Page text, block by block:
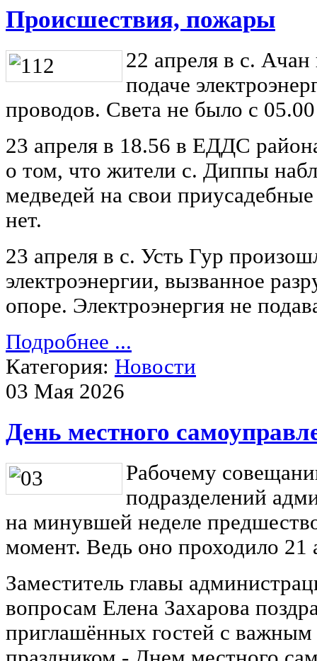
Происшествия, пожары
22 апреля в с.
подаче
проводов. Света не было с
23 апреля в 18.56 в ЕДДС
о том, что жители с. Диппы
медведей на свои
нет.
23 апреля в с. Усть Гур
электроэнергии, вызванное
опоре. Электроэнергия не
Подробнее ...
Категория: Новости
03 Мая 2026
День местного
Рабочему
подразделений
на минувшей неделе
момент. Ведь оно проходило 21
Заместитель главы
вопросам Елена Захарова
приглашённых гостей с важным